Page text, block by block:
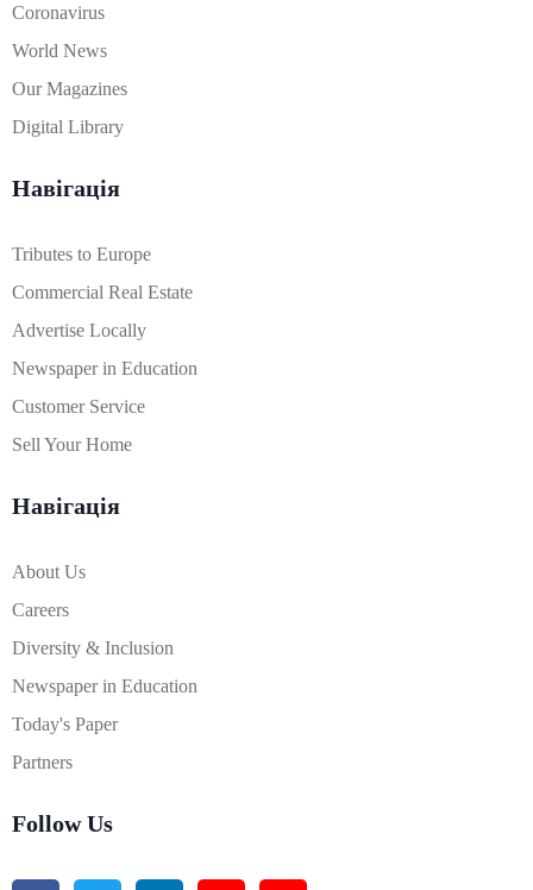
Coronavirus
World News
Our Magazines
Digital Library
Навігація
Tributes to Europe
Commercial Real Estate
Advertise Locally
Newspaper in Education
Customer Service
Sell Your Home
Навігація
About Us
Careers
Diversity & Inclusion
Newspaper in Education
Today's Paper
Partners
Follow Us